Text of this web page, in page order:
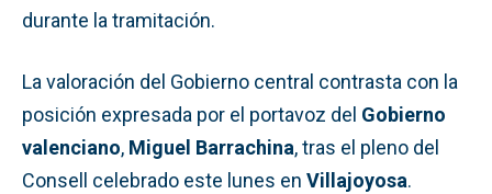
durante la tramitación.
La valoración del Gobierno central contrasta con la
posición expresada por el portavoz del Gobierno
valenciano, Miguel Barrachina, tras el pleno del
Consell celebrado este lunes en Villajoyosa.